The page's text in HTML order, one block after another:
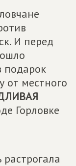
И перед
подарок
от местного
Горловке